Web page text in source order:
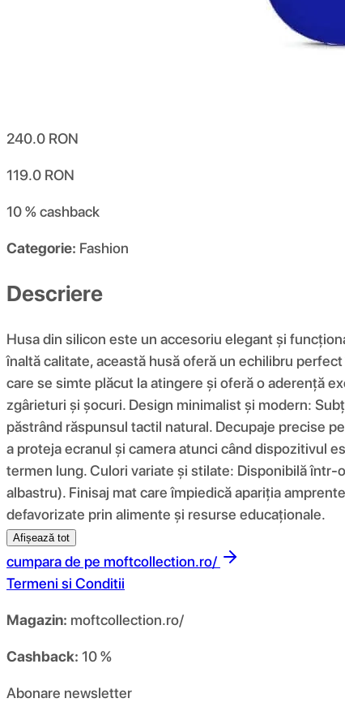
240.0 RON
119.0 RON
10 %cashback
Categorie: Fashion
Descriere
Husa din silicon este un accesoriu elegant și
înaltă calitate, această husă oferă un echilibru
care se simte plăcut la atingere și oferă o aderență
zgârieturi și șocuri. Design minimalist și modern:
păstrând răspunsul tactil natural. Decupaje precise
a proteja ecranul și camera atunci când dispozitivul
termen lung. Culori variate și stilate: Disponibilă într-
albastru). Finisaj mat care împiedică apariția
defavorizate prin alimente și resurse educaționale.
Afișează tot
cumpara de pe moftcollection.ro/
Termeni si Conditii
Magazin: moftcollection.ro/
Cashback: 10 %
Abonare newsletter